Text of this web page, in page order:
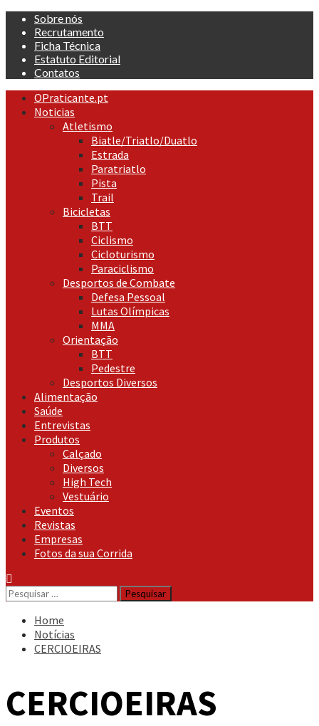
Skip
content
Sobre nós
Recrutamento
Ficha Técnica
Estatuto Editorial
Contatos
Primary
Menu
OPraticante.pt
Noticias
Atletismo
Biatle/Triatlo/Duatlo
Estrada
Paratriatlo
Pista
Trail
Bicicletas
BTT
Ciclismo
Cicloturismo
Paraciclismo
Desportos de Combate
Defesa Pessoal
Lutas Olímpicas
MMA
Orientação
BTT
Pedestre
Desportos Diversos
Alimentação
Saúde
Entrevistas
Produtos
Calçado
Diversos
High Tech
Vestuário
Eventos
Revistas
Empresas
Fotos da sua Corrida
Pesquisar
por:
Home
Notícias
CERCIOEIRAS
CERCIOEIRAS